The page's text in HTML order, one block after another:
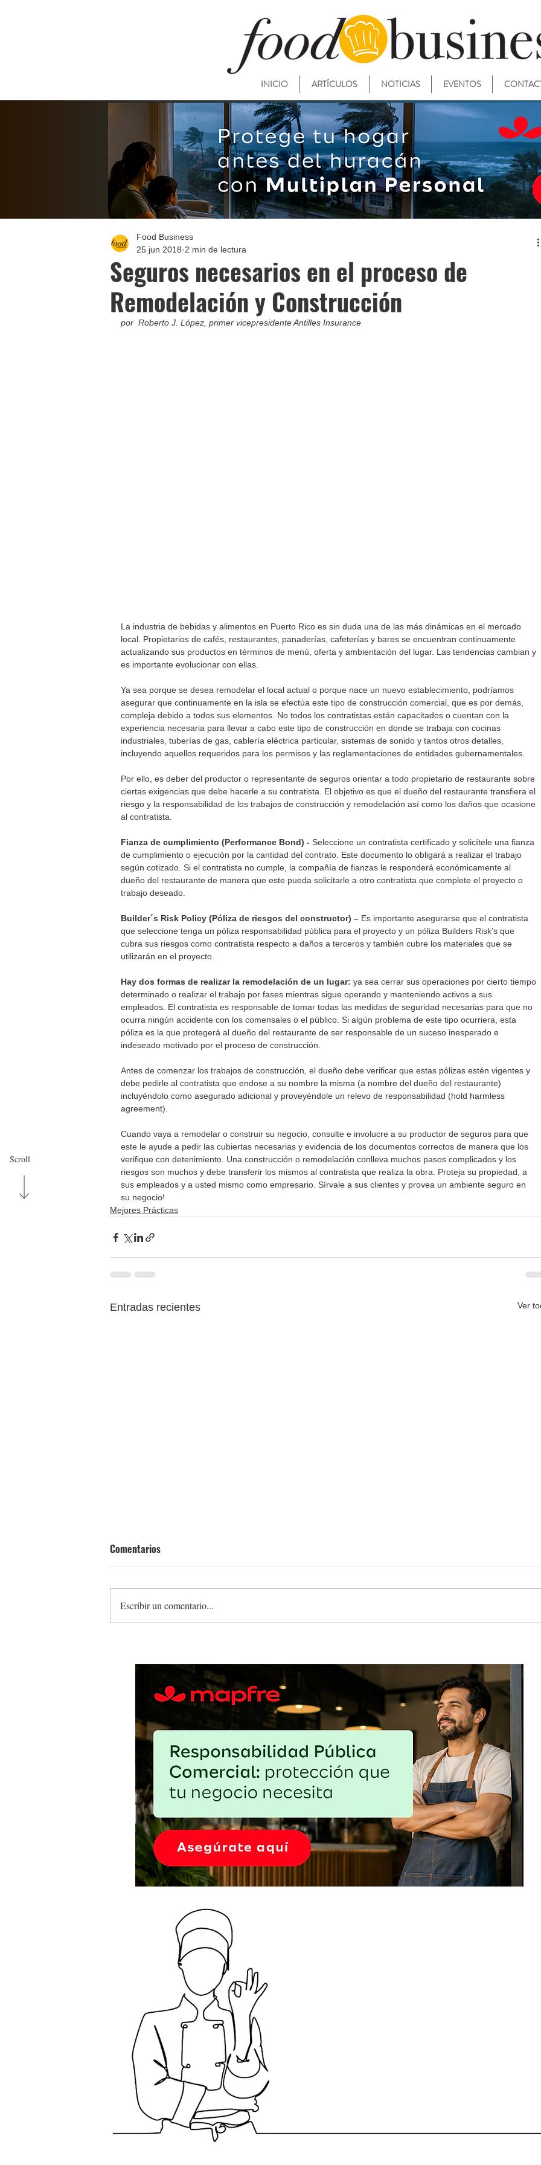
INICIO ARTÍCULOS NOTICIAS EVENTOS
Scroll
Seguros necesarios en el proceso de
Remodelación y Construcción
Food Business
25 jun 2018 2 min de lectura
por  Roberto J. López, primer vicepresidente Antilles Insurance
La industria de bebidas y alimentos en Puerto Rico es sin duda una de las más dinámicas en el mercado
local. Propietarios de cafés, restaurantes, panaderías, cafeterías y bares se encuentran continuamente
actualizando sus productos en términos de menú, oferta y ambientación del lugar. Las tendencias cambian y
es importante evolucionar con ellas.
Ya sea porque se desea remodelar el local actual o porque nace un nuevo establecimiento, podríamos
asegurar que continuamente en la isla se efectúa este tipo de construcción comercial, que es por demás,
compleja debido a todos sus elementos. No todos los contratistas están capacitados o cuentan con la
experiencia necesaria para llevar a cabo este tipo de construcción en donde se trabaja con cocinas
industriales, tuberías de gas, cablería eléctrica particular, sistemas de sonido y tantos otros detalles,
incluyendo aquellos requeridos para los permisos y las reglamentaciones de entidades gubernamentales.
Por ello, es deber del productor o representante de seguros orientar a todo propietario de restaurante sobre
ciertas exigencias que debe hacerle a su contratista. El objetivo es que el dueño del restaurante transfiera el
riesgo y la responsabilidad de los trabajos de construcción y remodelación así como los daños que ocasione
al contratista.
Fianza de cumplimiento (Performance Bond) - Seleccione un contratista certificado y solicítele una fianza
de cumplimiento o ejecución por la cantidad del contrato. Este documento lo obligará a realizar el trabajo
según cotizado. Si el contratista no cumple, la compañía de fianzas le responderá económicamente al
dueño del restaurante de manera que este pueda solicitarle a otro contratista que complete el proyecto o
trabajo deseado.
Builder´s Risk Policy (Póliza de riesgos del constructor) – Es importante asegurarse que el contratista
que seleccione tenga un póliza responsabilidad pública para el proyecto y un póliza Builders Risk’s que
cubra sus riesgos como contratista respecto a daños a terceros y también cubre los materiales que se
utilizarán en el proyecto.
Hay dos formas de realizar la remodelación de un lugar: ya sea cerrar sus operaciones por cierto tiempo
determinado o realizar el trabajo por fases mientras sigue operando y manteniendo activos a sus
empleados. El contratista es responsable de tomar todas las medidas de seguridad necesarias para que no
ocurra ningún accidente con los comensales o el público. Si algún problema de este tipo ocurriera, esta
póliza es la que protegerá al dueño del restaurante de ser responsable de un suceso inesperado e
indeseado motivado por el proceso de construcción.
Antes de comenzar los trabajos de construcción, el dueño debe verificar que estas pólizas estén vigentes y
debe pedirle al contratista que endose a su nombre la misma (a nombre del dueño del restaurante)
incluyéndolo como asegurado adicional y proveyéndole un relevo de responsabilidad (hold harmless
agreement).
Cuando vaya a remodelar o construir su negocio, consulte e involucre a su productor de seguros para que
este le ayude a pedir las cubiertas necesarias y evidencia de los documentos correctos de manera que los
verifique con detenimiento. Una construcción o remodelación conlleva muchos pasos complicados y los
riesgos son muchos y debe transferir los mismos al contratista que realiza la obra. Proteja su propiedad, a
sus empleados y a usted mismo como empresario. Sírvale a sus clientes y provea un ambiente seguro en
su negocio!
Mejores Prácticas
Entradas recientes Ver
El huevo barato puede salir caro: cómo
proteger el margen sin debilitar el
abasto local
Sin gluten, pero con estrategia: una
oportunidad que exige más que cambiar
Comentarios
Escribir un comentario...